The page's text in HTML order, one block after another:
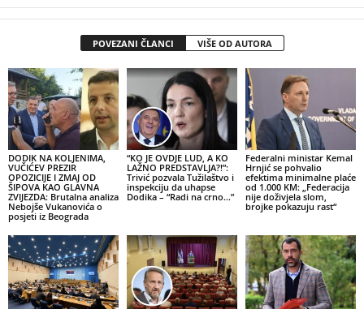
POVEZANI ČLANCI VIŠE OD AUTORA
DODIK NA KOLJENIMA,
VUČIĆEV PREZIR
OPOZICIJE I ZMAJ OD
ŠIPOVA KAO GLAVNA
ZVIJEZDA: Brutalna analiza
Nebojše Vukanovića o
posjeti iz Beograda
“KO JE OVDJE LUD, A KO
LAŽNO PREDSTAVLJA?!”:
Trivić pozvala Tužilaštvo i
inspekciju da uhapse
Dodika – “Radi na crno…”
Federalni ministar Kemal
Hrnjić se pohvalio
efektima minimalne plaće
od 1.000 KM: „Federacija
nije doživjela slom,
brojke pokazuju rast“